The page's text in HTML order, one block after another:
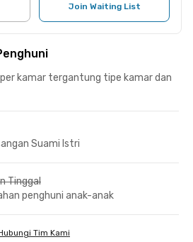
Join Waiting List
kamar tergantung tipe kamar dan
Suami Istri
Tinggal
penghuni anak-anak
Tim Kami